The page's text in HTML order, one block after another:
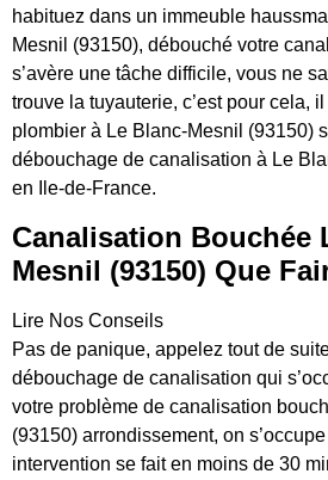
habituez dans un immeuble
Mesnil (93150), débouché votre
s’avère une tâche difficile, vous ne
trouve la tuyauterie, c’est pour cela,
plombier à Le Blanc-Mesnil (93150)
débouchage de canalisation à Le
en Ile-de-France.
Canalisation Bouchée
Mesnil (93150) Que
Lire Nos Conseils
Pas de panique, appelez tout de
débouchage de canalisation qui
votre problème de canalisation
(93150) arrondissement, on
intervention se fait en moins de 30